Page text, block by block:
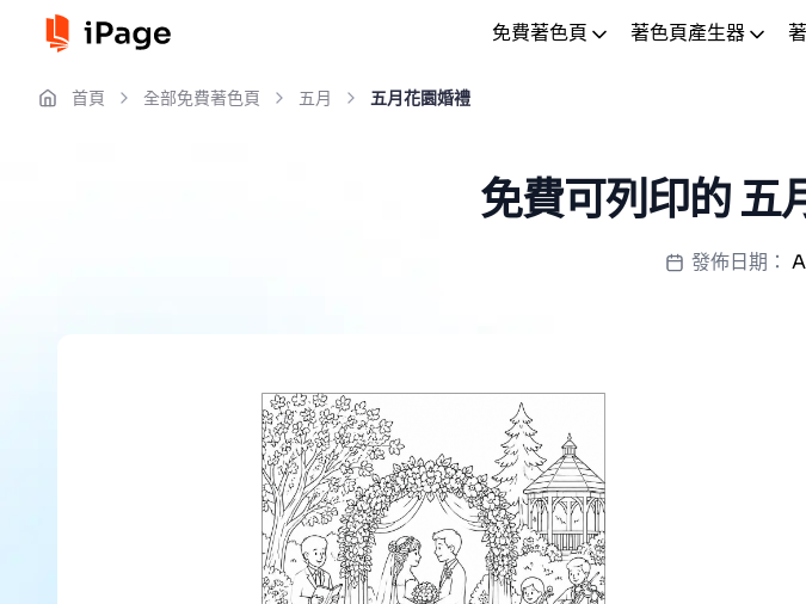
免費著色頁 著色頁產生器
首頁 全部免費著色頁 五月 五月花園婚禮
免費可列印的 五
發佈日期：